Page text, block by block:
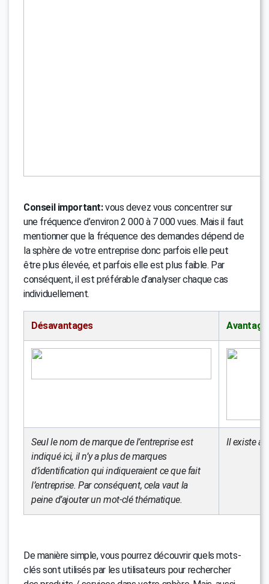
Conseil important:vous devez vous concentrer sur
une fréquence d’environ 2 000 à 7 000 vues. Mais il faut
mentionner que la fréquence des demandes dépend de
la sphère de votre entreprise donc parfois elle peut
être plus élevée, et parfois elle est plus faible. Par
conséquent, il est préférable d’analyser chaque cas
individuellement.
Désavantages
Seul le nom de marque de l’entreprise est
indiqué ici, il n’y a plus de marques
d’identification qui indiqueraient ce que fait
l’entreprise. Par conséquent, cela vaut la
peine d’ajouter un mot-clé thématique.
Il existe à
De manière simple, vous pourrez découvrir quels mots-
clés sont utilisés par les utilisateurs pour rechercher